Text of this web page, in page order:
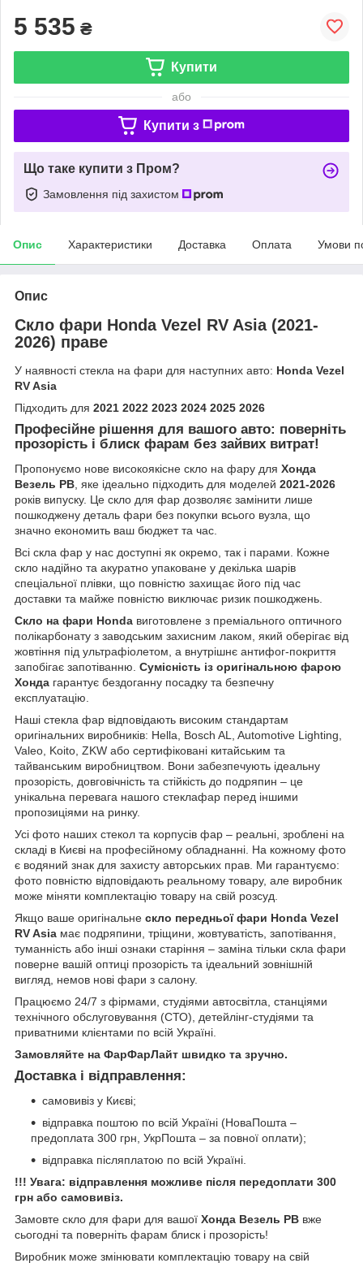
5 535 ₴
Купити
або
Купити з
Що таке купити з Пром?
Замовлення під захистом
Опис Характеристики Доставка Оплата Умови
Опис
Скло фари Honda Vezel RV Asia (2021-
2026) праве
У наявності стекла на фари для наступних авто: Honda Vezel
RV Asia
Підходить для 2021 2022 2023 2024 2025 2026
Професійне рішення для вашого авто: поверніть
прозорість і блиск фарам без зайвих витрат!
Пропонуємо нове високоякісне скло на фару для Хонда
Везель РВ, яке ідеально підходить для моделей 2021-2026
років випуску. Це скло для фар дозволяє замінити лише
пошкоджену деталь фари без покупки всього вузла, що
значно економить ваш бюджет та час.
Всі скла фар у нас доступні як окремо, так і парами. Кожне
скло надійно та акуратно упаковане у декілька шарів
спеціальної плівки, що повністю захищає його під час
доставки та майже повністю виключає ризик пошкоджень.
Скло на фари Honda виготовлене з преміального оптичного
полікарбонату з заводським захисним лаком, який оберігає від
жовтіння під ультрафіолетом, а внутрішнє антифог-покриття
запобігає запотіванню. Сумісність із оригінальною фарою
Хонда гарантує бездоганну посадку та безпечну
експлуатацію.
Наші стекла фар відповідають високим стандартам
оригінальних виробників: Hella, Bosch AL, Automotive Lighting,
Valeo, Koito, ZKW або сертифіковані китайським та
тайванським виробництвом. Вони забезпечують ідеальну
прозорість, довговічність та стійкість до подряпин – це
унікальна перевага нашого стеклафар перед іншими
пропозиціями на ринку.
Усі фото наших стекол та корпусів фар – реальні, зроблені на
складі в Києві на професійному обладнанні. На кожному фото
є водяний знак для захисту авторських прав. Ми гарантуємо:
фото повністю відповідають реальному товару, але виробник
може міняти комплектацію товару на свій розсуд.
Якщо ваше оригінальне скло передньої фари Honda Vezel
RV Asia має подряпини, тріщини, жовтуватість, запотівання,
туманність або інші ознаки старіння – заміна тільки скла фари
поверне вашій оптиці прозорість та ідеальний зовнішній
вигляд, немов нові фари з салону.
Працюємо 24/7 з фірмами, студіями автосвітла, станціями
технічного обслуговування (СТО), детейлінг-студіями та
приватними клієнтами по всій Україні.
Замовляйте на ФарФарЛайт швидко та зручно.
Доставка і відправлення:
самовивіз у Києві;
відправка поштою по всій Україні (НоваПошта –
предоплата 300 грн, УкрПошта – за повної оплати);
відправка післяплатою по всій Україні.
!!! Увага: відправлення можливе після передоплати 300
грн або самовивіз.
Замовте скло для фари для вашої Хонда Везель РВ вже
сьогодні та поверніть фарам блиск і прозорість!
Виробник може змінювати комплектацію товару на свій